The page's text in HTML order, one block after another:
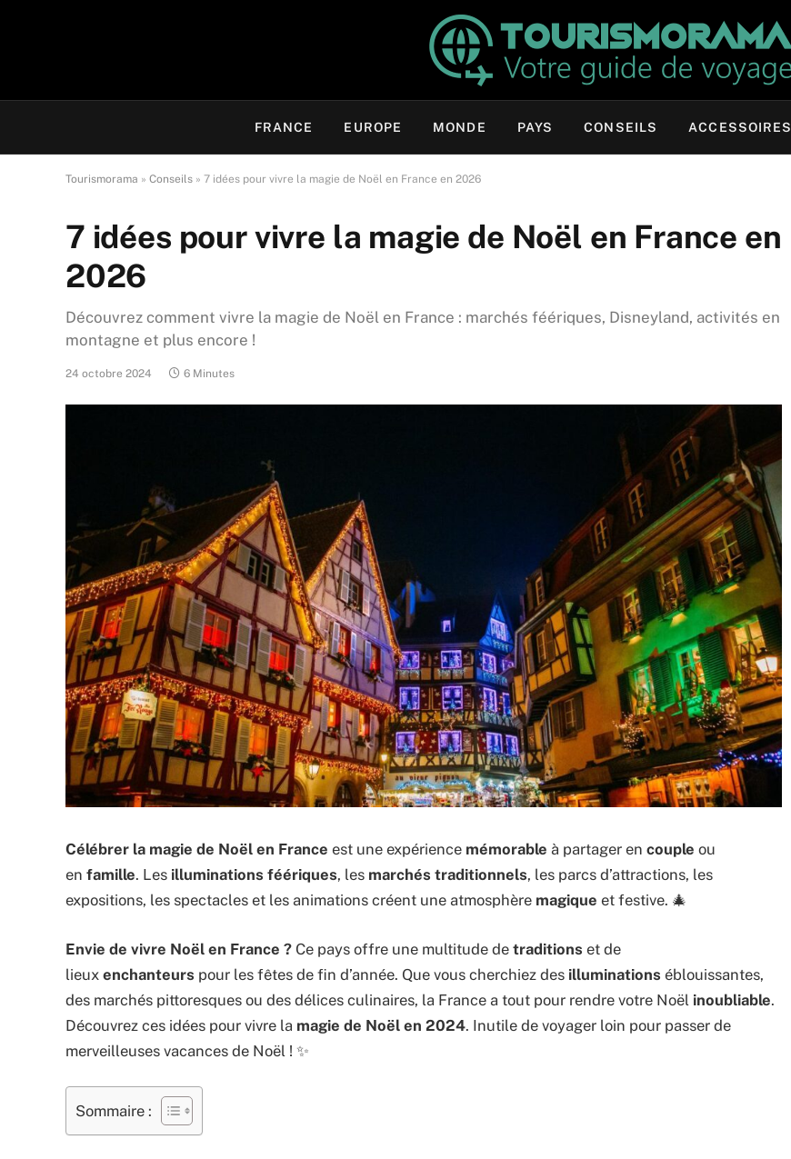
FRANCE EUROPE MONDE PAYS CONSEILS ACCESSOIRES
Tourismorama » Conseils » 7 idées pour vivre la magie de Noël en France en 2026
7 idées pour vivre la magie de Noël en France en
2026
Découvrez comment vivre la magie de Noël en France : marchés féériques, Disneyland, activités en
montagne et plus encore !
24 octobre 2024 6 Minutes
Célébrer la magie de Noël en France est une expérience mémorable à partager en couple ou
en famille. Les illuminations féériques, les marchés traditionnels, les parcs d’attractions, les
expositions, les spectacles et les animations créent une atmosphère magique et festive. 🎄
Envie de vivre Noël en France ? Ce pays offre une multitude de traditions et de
lieux enchanteurs pour les fêtes de fin d’année. Que vous cherchiez des illuminations éblouissantes,
des marchés pittoresques ou des délices culinaires, la France a tout pour rendre votre Noël inoubliable.
Découvrez ces idées pour vivre la magie de Noël en 2024. Inutile de voyager loin pour passer de
merveilleuses vacances de Noël ! ✨
Sommaire :